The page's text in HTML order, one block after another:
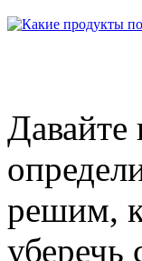
Давайте
решим,
уберечь